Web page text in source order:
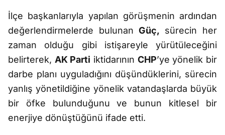
İlçe başkanlarıyla yapılan görüşmenin ardından
değerlendirmelerde bulunan Güç, sürecin her
zaman olduğu gibi istişareyle yürütüleceğini
belirterek, AK Parti iktidarının CHP’ye yönelik bir
darbe planı uyguladığını düşündüklerini, sürecin
yanlış yönetildiğine yönelik vatandaşlarda büyük
bir öfke bulunduğunu ve bunun kitlesel bir
enerjiye dönüştüğünü ifade etti.